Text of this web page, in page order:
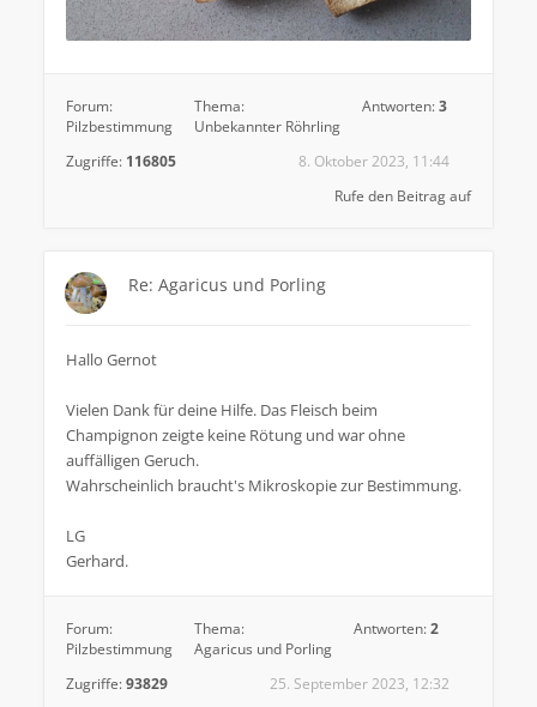
Forum:
Pilzbestimmung
Thema:
Unbekannter Röhrling
Antworten:3
Zugriffe: 116805
8. Oktober 2023, 11:44
Rufe den Beitrag auf
Re: Agaricus und Porling
Hallo Gernot
Vielen Dank für deine Hilfe. Das Fleisch beim
Champignon zeigte keine Rötung und war ohne
auffälligen Geruch.
Wahrscheinlich braucht's Mikroskopie zur Bestimmung.
LG
Gerhard.
Forum:
Pilzbestimmung
Thema:
Agaricus und Porling
Antworten:2
Zugriffe:93829
25. September 2023, 12:32